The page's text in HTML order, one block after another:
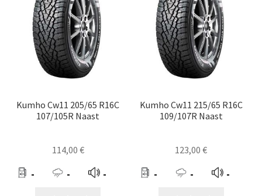
Kumho Cw11 205/65 R16C
107/105R Naast
114,00 €
- - -
Kumho Cw11 215/65 R16C
109/107R Naast
123,00€
- - -